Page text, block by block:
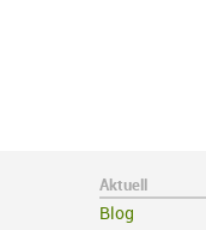
Aktuell
Blog